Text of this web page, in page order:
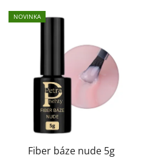
NOVINKA
Fiber báze nude 5g